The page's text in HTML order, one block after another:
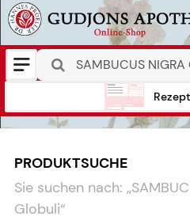
PRODUKTSUCHE
Sie suchen nach: „
Globuli“